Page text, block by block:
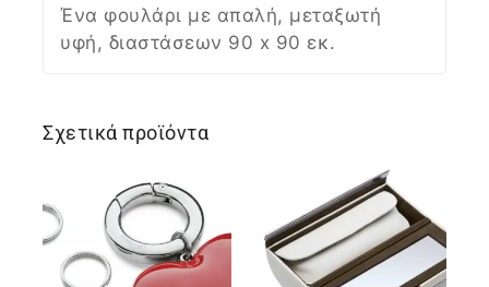
Ένα φουλάρι με απαλή, μεταξωτή
υφή, διαστάσεων 90 x 90 εκ.
Σχετικά προϊόντα